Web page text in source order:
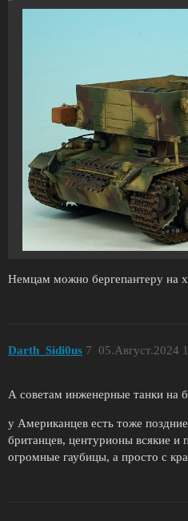
Немцам можно бергепантеру на
Darth_Sidi0us 05.Август.2024
7
А советам инженерные танки на
у Американцев есть тоже
британцев, центурионы всякие и
огромные гаубицы, а просто с